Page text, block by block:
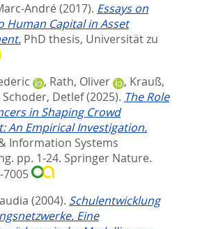
André (2017). Essays on
Human Capital in Asset
PhD thesis, Universität zu
, Rath, Oliver , Krauß,
Schoder, Detlef(2025). The Role
in Shaping Crowd
An Empirical Investigation.
Information Systems
pp. 1-24. Springer Nature.
7005
(2004). Schulentwicklung
Eine